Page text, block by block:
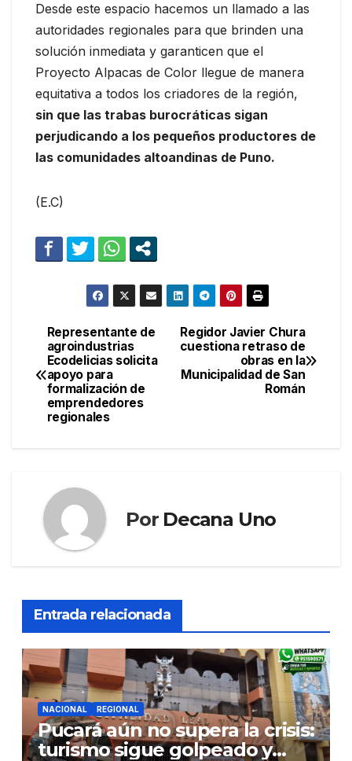
Desde este espacio hacemos un llamado a las
autoridades regionales para que brinden una
solución inmediata y garanticen que el
Proyecto Alpacas de Color llegue de manera
equitativa a todos los criadores de la región,
sin que las trabas burocráticas sigan
perjudicando a los pequeños productores de
las comunidades altoandinas de Puno.
(E.C)
Navegación
de
entradas
Regidor Javier Chura
cuestiona retraso de
obras en la
Municipalidad de San
Román
Representante de
agroindustrias
Ecodelicias solicita
apoyo para
formalización de
emprendedores
regionales
Por Decana Uno
Entrada relacionada
NACIONAL REGIONAL
Pucará aún no supera la crisis:
turismo sigue golpeado y